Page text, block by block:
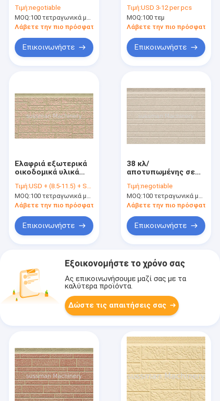
πλάτος 380mm
σχεδίων επιτροπής
πέτρινο
Τιμή:negotiable
MOQ:100 τετραγωνικά μέτρα
Λάβετε την πιο πρόσφατη τιμή
Επικοινωνήστε
απόδοση επένδυσης
μετάλλων πινάκων
επιτροπής τοίχων
Τιμή:USD 3-12 per pcs
MOQ:100 τεμ
Λάβετε την πιο πρόσφατη
Επικοινωνήστε
Ελαφριά εξωτερικά
οικοδομικά υλικά
σάντουιτς
πολυουρεθάνιου
τοίχων 16mm πάχος
Τιμή:USD + (8.5-11.5) + Square meter
MOQ:100 τετραγωνικά μέτρα
Λάβετε την πιο πρόσφατη τιμή
Επικοινωνήστε
38 κλ/
αποτυπωμένης σε
εξωτερικής PU
σάντουιτς τοίχων μ3
μόνωσης 380mm
Τιμή:negotiable
MOQ:100 τετραγωνικά μέτρα
Λάβετε την πιο πρόσφατη
Επικοινωνήστε
Εξοικονομήστε το χρόνο σας
Ας επικοινωνήσουμε μαζί σας με τα
καλύτερα προϊόντα.
Δώστε τις απαιτήσεις σας